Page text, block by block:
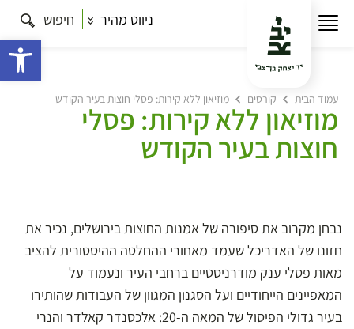
ניווט מהיר חיפוש
עמוד הבית קורסים מוזיאון ללא קירות: פסלי חוצות בעיר הקודש
מוזיאון ללא קירות: פסלי
חוצות בעיר הקודש
נבחן מקרוב את סיפורה של אמנות החוצות בירושלים, נכיר את
חזונו של האדריכל שעמד מאחורי ההחלטה ההיסטורית להציב
מאות פסלי ענק מודרניסטיים ברחבי העיר ונעמוד על
המאפיינים הייחודיים ועל הסגנון המגוון של העבודות שהותירו
בעיר גדולי הפיסול של המאה ה-20: אלכסנדר קאלדר והנרי